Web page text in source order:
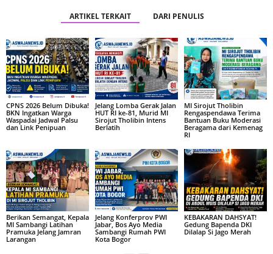
ARTIKEL TERKAIT DARI PENULIS
CPNS 2026 Belum Dibuka!
BKN Ingatkan Warga
Waspadai Jadwal Palsu
dan Link Penipuan
Jelang Lomba Gerak Jalan
HUT RI ke-81, Murid MI
Sirojut Tholibin Intens
Berlatih
MI Sirojut Tholibin
Rengaspendawa Terima
Bantuan Buku Moderasi
Beragama dari Kemenag
RI
Berikan Semangat, Kepala
MI Sambangi Latihan
Pramuka Jelang Jamran
Larangan
Jelang Konferprov PWI
Jabar, Bos Ayo Media
Sambangi Rumah PWI
Kota Bogor
KEBAKARAN DAHSYAT!
Gedung Bapenda DKI
Dilalap Si Jago Merah